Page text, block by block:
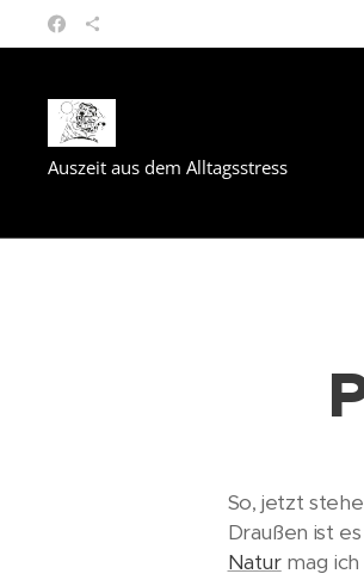
Auszeit aus dem Alltagsstress
So, jetzt
Draußen ist
Naturmag ich